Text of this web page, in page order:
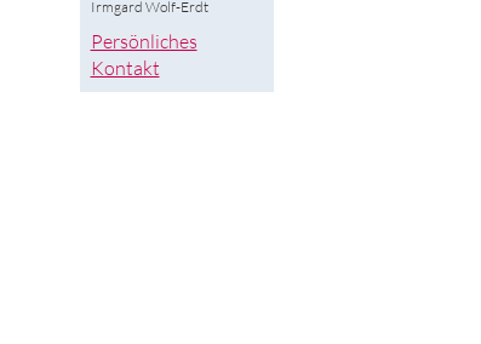
Irmgard Wolf-Erdt
Persönliches
Kontakt